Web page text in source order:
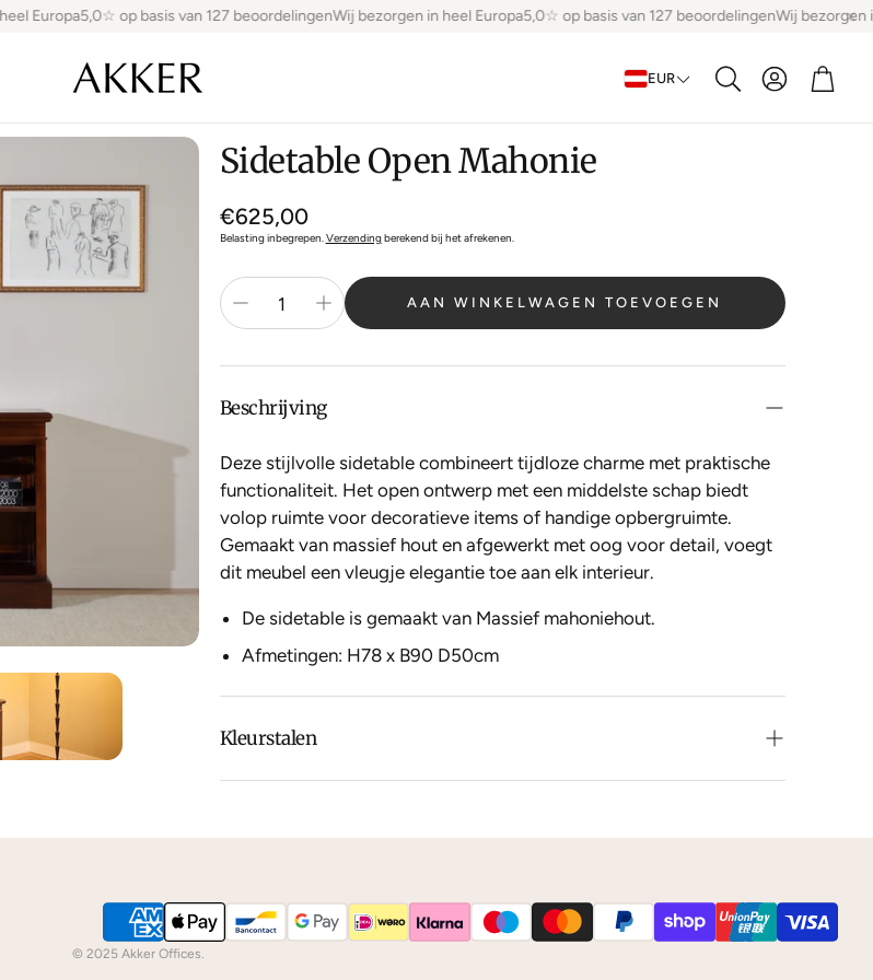
Europa5,0☆ op basis van 127 beoordelingenWij bezorgen in heel Europa5,0☆ op basis van 127 beoordelingenWij bezorgen
EUR
Zoeken
Account
Sidetable Open Mahonie
Normale
prijs
€625,00
Belasting inbegrepen.Verzendingberekend bij het afrekenen.
AAN WINKELWAGEN TOEVOEGEN
Beschrijving
Deze stijlvolle sidetable combineert tijdloze charme met praktische
functionaliteit. Het open ontwerp met een middelste schap biedt
volop ruimte voor decoratieve items of handige opbergruimte.
Gemaakt van massief hout en afgewerkt met oog voor detail, voegt
dit meubel een vleugje elegantie toe aan elk interieur.
De sidetable is gemaakt van Massief mahoniehout.
Afmetingen: H78 x B90 D50cm
Kleurstalen
© 2025 Akker Offices.